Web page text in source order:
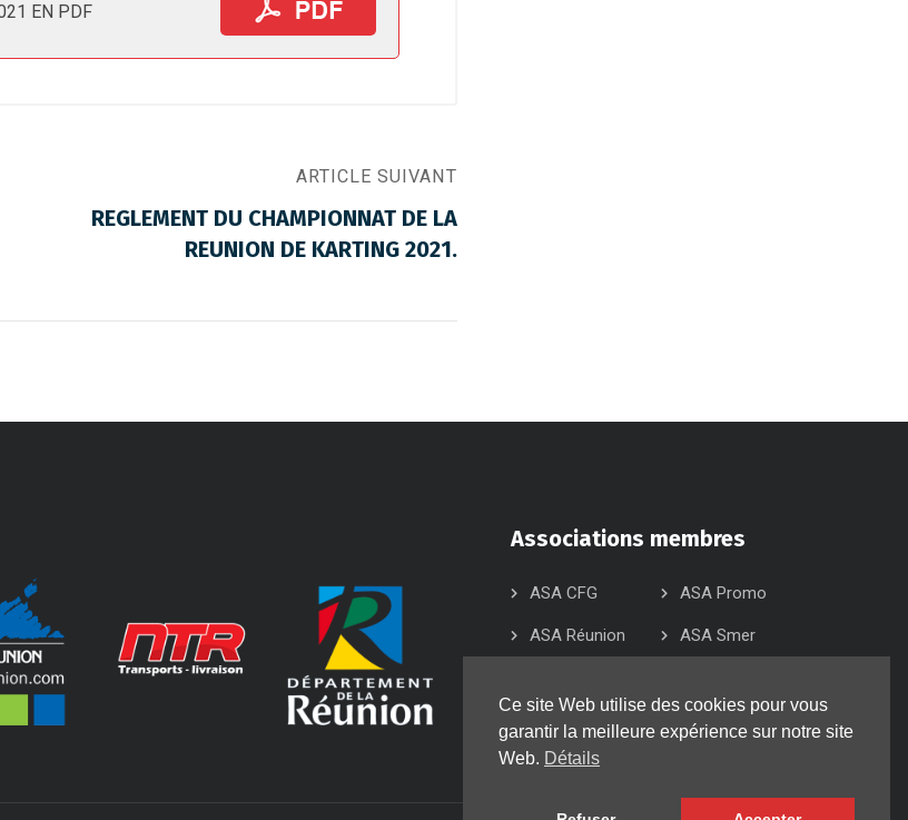
EN PDF
ARTICLE SUIVANT
REGLEMENT DU CHAMPIONNAT DE LA
REUNION DE KARTING 2021.
Associations membres
ASA CFG ASA Promo
ASA Réunion ASA Smer
ASK KCB ASK KCD
Ce site Web utilise des cookies pour vous
garantir la meilleure expérience sur notre site
Web. Détails